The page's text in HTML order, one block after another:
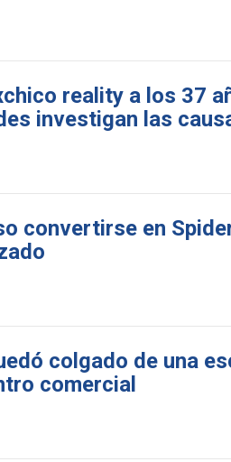
reality a los 37
investigan las
convertirse en
colgado de una
comercial